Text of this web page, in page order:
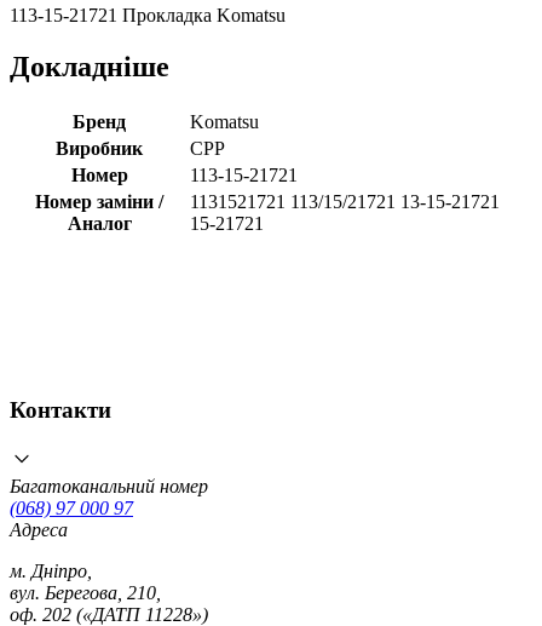
113-15-21721 Прокладка Komatsu
Докладніше
Бренд
Komatsu
Виробник
CPP
Номер
113-15-21721
Номер заміни /
Аналог
1131521721 113/15/21721 13-15-21721
15-21721
Контакти
Багатоканальний номер
(068) 97 000 97
Адреса
м. Дніпро,
вул. Берегова, 210,
оф. 202 («ДАТП 11228»)